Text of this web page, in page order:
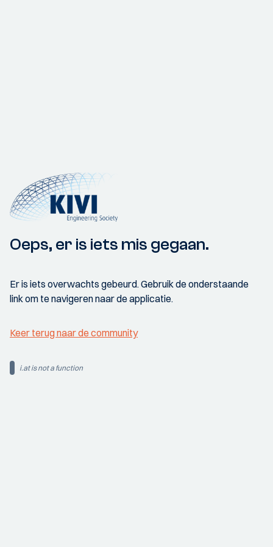
Oeps, er is iets mis gegaan.
Er is iets overwachts gebeurd. Gebruik de onderstaande
link om te navigeren naar de applicatie.
Keer terug naar de community
i.at is not a function